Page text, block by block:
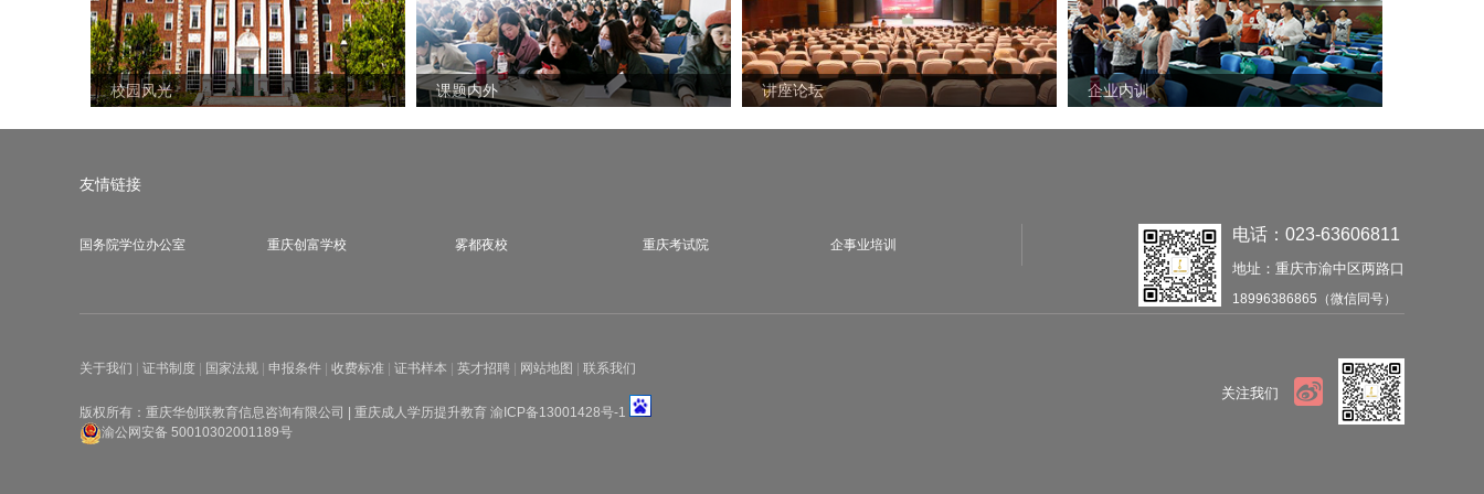
校园风光 课题内外 讲座论坛 企业内训
友情链接
国务院学位办公室 重庆创富学校 雾都夜校 重庆考试院 企事业培训
电话：023-63606811
地址：重庆市渝中区两路口
18996386865（微信同号）
关注我们 新浪微博
关于我们 证书制度 国家法规 申报条件 收费标准 证书样本 英才招聘 网站地图 联系我们
版权所有：重庆华创联教育信息咨询有限公司 | 重庆成人学历提升教育 渝ICP备13001428号-1
渝公网安备 50010302001189号